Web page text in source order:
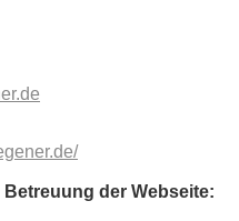
der Webseite: